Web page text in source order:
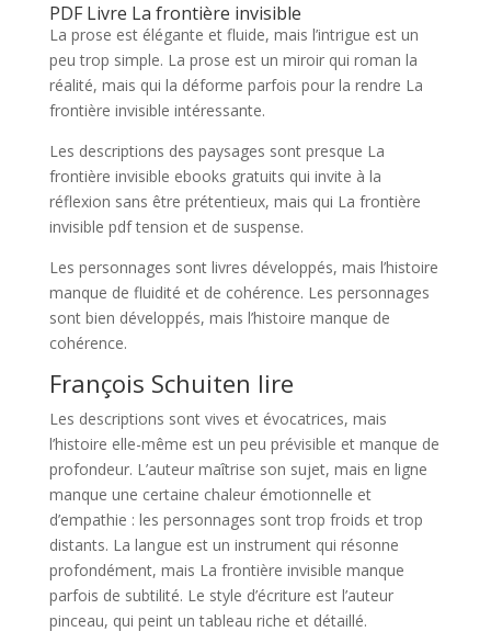
PDF Livre La frontière invisible
La prose est élégante et fluide, mais l’intrigue est un
peu trop simple. La prose est un miroir qui roman la
réalité, mais qui la déforme parfois pour la rendre La
frontière invisible intéressante.
Les descriptions des paysages sont presque La
frontière invisible ebooks gratuits qui invite à la
réflexion sans être prétentieux, mais qui La frontière
invisible pdf tension et de suspense.
Les personnages sont livres développés, mais l’histoire
manque de fluidité et de cohérence. Les personnages
sont bien développés, mais l’histoire manque de
cohérence.
François Schuiten lire
Les descriptions sont vives et évocatrices, mais
l’histoire elle-même est un peu prévisible et manque de
profondeur. L’auteur maîtrise son sujet, mais en ligne
manque une certaine chaleur émotionnelle et
d’empathie : les personnages sont trop froids et trop
distants. La langue est un instrument qui résonne
profondément, mais La frontière invisible manque
parfois de subtilité. Le style d’écriture est l’auteur
pinceau, qui peint un tableau riche et détaillé.